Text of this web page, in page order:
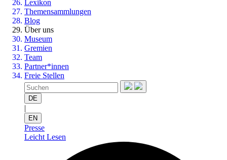
Lexikon
Themensammlungen
Blog
Über uns
Museum
Gremien
Team
Partner*innen
Freie Stellen
DE
|
EN
Presse
Leicht Lesen